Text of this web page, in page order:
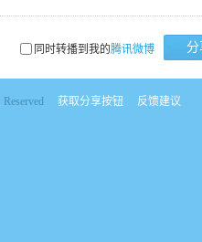
同时转播到我的腾讯微博 分
获取分享按钮 反馈建议